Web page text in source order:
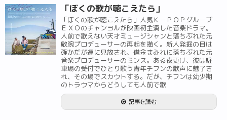
「ぼくの歌が聴こえたら」
「ぼくの歌が聴こえたら」人気Ｋ－ＰＯＰグループ
ＥＸＯのチャンヨルが映画初主演した音楽ドラマ。
人前で歌えない天才ミュージシャンと落ちぶれた元
敏腕プロデューサーの再起を描く。新人発掘の目は
確かだが運に見放され、借金まみれに落ちぶれた元
音楽プロデューサーのミンス。ある夜更け、彼は駐
車場の受付でひとり歌う青年チフンの歌声に魅了さ
れ、その場でスカウトする。だが、チフンは幼少期
のトラウマからどうしても人前で歌
記事を読む